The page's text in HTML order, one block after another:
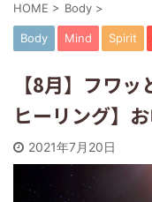
HOME > Body >
Body Mind Spirit
【8月】フワ
ヒーリング】
2021年7月20日